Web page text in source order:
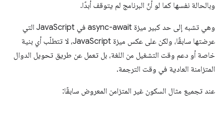
وبالحالة نفسها كما لو أنّ البرنامج لم يتوقف أبدًا.
وهي تشبه إلى حد كبير ميزة async-await في JavaScript التي
عرضتها سابقًا، ولكن على عكس ميزة JavaScript، لا تتطلّب أي بنية
خاصة أو دعم وقت التشغيل من اللغة، بل تعمل عن طريق تحويل الدوال
المتزامنة العادية في وقت الترجمة.
عند تجميع مثال السكون غير المتزامن المعروض سابقًا: